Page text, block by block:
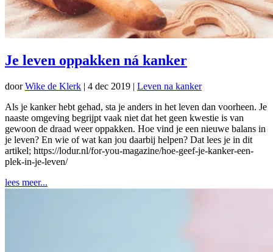
Je leven oppakken ná kanker
doorWike de Klerk | 4 dec 2019 | Leven na kanker
Als je kanker hebt gehad, sta je anders in het leven dan voorheen. Je
naaste omgeving begrijpt vaak niet dat het geen kwestie is van
gewoon de draad weer oppakken. Hoe vind je een nieuwe balans in
je leven? En wie of wat kan jou daarbij helpen? Dat lees je in dit
artikel; https://lodur.nl/for-you-magazine/hoe-geef-je-kanker-een-
plek-in-je-leven/
lees meer...